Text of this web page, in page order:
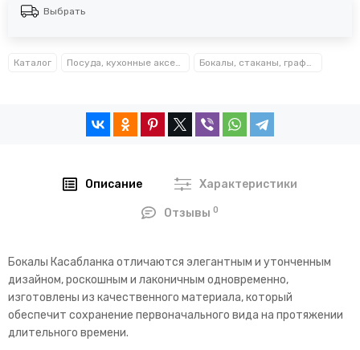
Выбрать
Каталог Посуда, кухонные аксессуары и принадлежности TM Kamille TM Ofenbach Бокалы, стаканы, графины
Описание Характеристики
Отзывы0
Бокалы Касабланка отличаются элегантным и утонченным
дизайном, роскошным и лаконичным одновременно,
изготовлены из качественного материала, который
обеспечит сохранение первоначального вида на протяжении
длительного времени.